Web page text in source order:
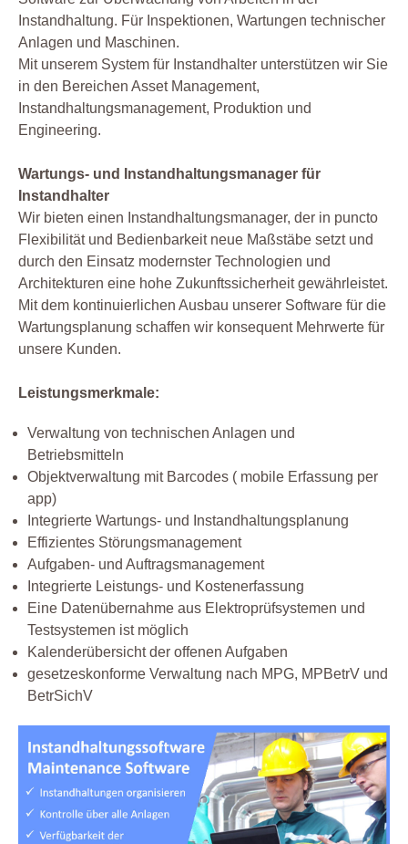
Instandhaltung. Für Inspektionen, Wartungen technischer
Anlagen und Maschinen.
Mit unserem System für Instandhalter unterstützen wir Sie
in den Bereichen Asset Management,
Instandhaltungsmanagement, Produktion und
Engineering.
Wartungs- und Instandhaltungsmanager für
Instandhalter
Wir bieten einen Instandhaltungsmanager, der in puncto
Flexibilität und Bedienbarkeit neue Maßstäbe setzt und
durch den Einsatz modernster Technologien und
Architekturen eine hohe Zukunftssicherheit gewährleistet.
Mit dem kontinuierlichen Ausbau unserer Software für die
Wartungsplanung schaffen wir konsequent Mehrwerte für
unsere Kunden.
Leistungsmerkmale:
Verwaltung von technischen Anlagen und
Betriebsmitteln
Objektverwaltung mit Barcodes ( mobile Erfassung per
app)
Integrierte Wartungs- und Instandhaltungsplanung
Effizientes Störungsmanagement
Aufgaben- und Auftragsmanagement
Integrierte Leistungs- und Kostenerfassung
Eine Datenübernahme aus Elektroprüfsystemen und
Testsystemen ist möglich
Kalenderübersicht der offenen Aufgaben
gesetzeskonforme Verwaltung nach MPG, MPBetrV und
BetrSichV